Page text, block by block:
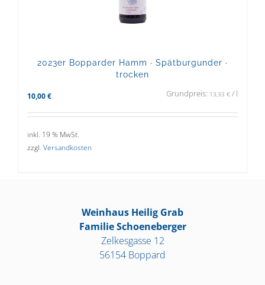
2023er Bopparder Hamm · Spätburgunder ·
trocken
10,00 € Grundpreis: 13,33 € / l
inkl. 19 % MwSt.
zzgl. Versandkosten
Weinhaus Heilig Grab
Familie Schoeneberger
Zelkesgasse 12
56154 Boppard